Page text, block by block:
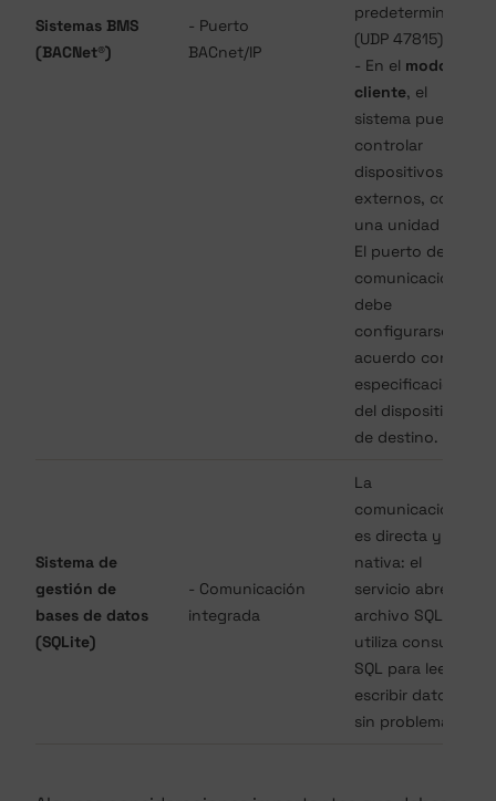
Sistemas BMS
(BACNet®)
- Puerto
BACnet/IP
predeterminado
(UDP 47815).
- En el modo
cliente, el
sistema puede
controlar
dispositivos
externos, como
una unidad VRV.
El puerto de
comunicación
debe
configurarse de
acuerdo con las
especificaciones
del dispositivo
de destino.
Sistema de
gestión de
bases de datos
(SQLite)
- Comunicación
integrada
La
comunicación
es directa y
nativa: el
servicio abre el
archivo SQLite y
utiliza consultas
SQL para leer y
escribir datos
sin problemas.